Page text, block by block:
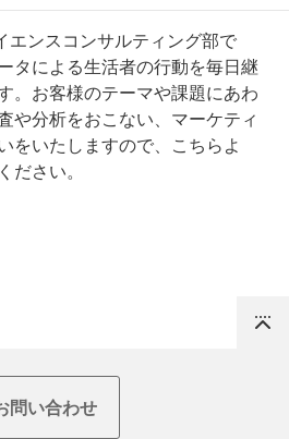
エンスコンサルティング部で
タによる生活者の行動を毎日継
。お客様のテーマや課題にあわ
や分析をおこない、マーケティ
をいたしますので、
こちら よ
ださい。
問い合わせ